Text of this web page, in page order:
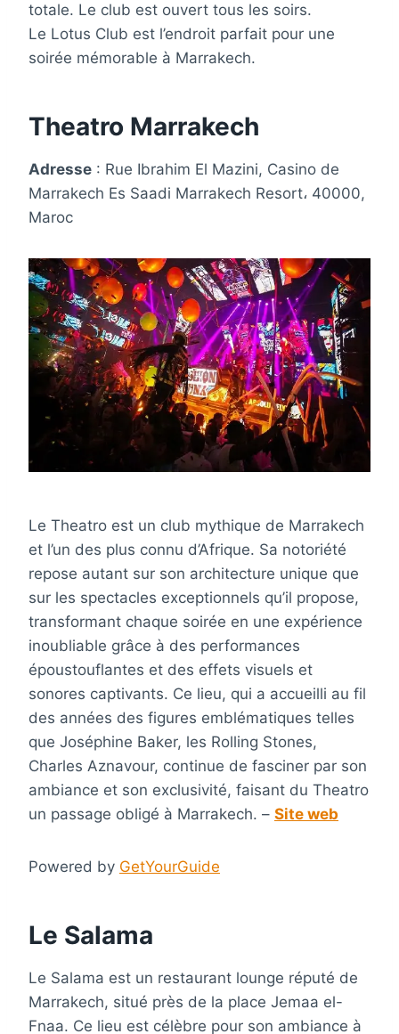
totale. Le club est ouvert tous les soirs.
Le Lotus Club est l’endroit parfait pour une
soirée mémorable à Marrakech.
Theatro Marrakech
Adresse : Rue Ibrahim El Mazini, Casino de
Marrakech Es Saadi Marrakech Resort، 40000,
Maroc
Le Theatro est un club mythique de Marrakech
et l’un des plus connu d’Afrique. Sa notoriété
repose autant sur son architecture unique que
sur les spectacles exceptionnels qu’il propose,
transformant chaque soirée en une expérience
inoubliable grâce à des performances
époustouflantes et des effets visuels et
sonores captivants. Ce lieu, qui a accueilli au fil
des années des figures emblématiques telles
que Joséphine Baker, les Rolling Stones,
Charles Aznavour, continue de fasciner par son
ambiance et son exclusivité, faisant du Theatro
un passage obligé à Marrakech. – Site web
Powered by GetYourGuide
Le Salama
Le Salama est un restaurant lounge réputé de
Marrakech, situé près de la place Jemaa el-
Fnaa. Ce lieu est célèbre pour son ambiance à